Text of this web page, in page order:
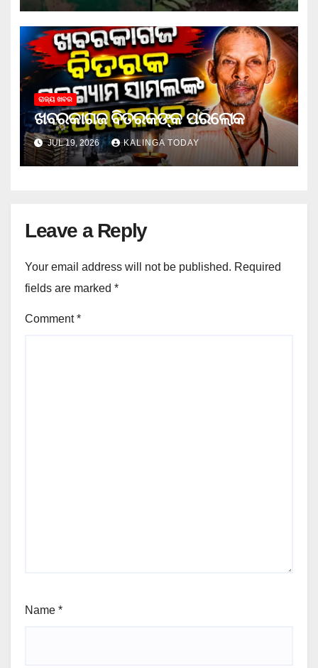
ରାଜ୍ୟ ଖବର
ଖବରକାଗଜ ବିତରକଙ୍କ ପରଲୋକ
JUL 19, 2026 KALINGA TODAY
Leave a Reply
Your email address will not be published. Required
fields are marked *
Comment*
Name *